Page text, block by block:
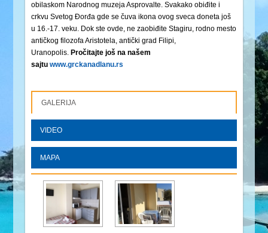
obilaskom Narodnog muzeja Asprovalte. Svakako obiđite i
crkvu Svetog Đorđa gde se čuva ikona ovog sveca doneta još
u 16.-17. veku. Dok ste ovde, ne zaobiđite Stagiru, rodno mesto
antičkog filozofa Aristotela, antički grad Filipi,
Uranopolis. Pročitajte još na našem
sajtuwww.grckanadlanu.rs
GALERIJA
VIDEO
MAPA